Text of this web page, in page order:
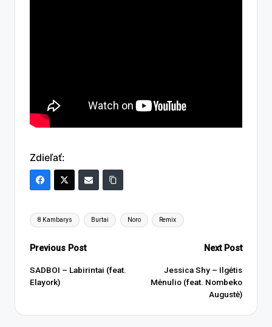
Zdieľať:
Tags:
8 Kambarys Burtai Noro Remix
Post
navigation
Previous Post
SADBOI – Labirintai (feat.
Elayork)
Next Post
Jessica Shy – Ilgėtis
Mėnulio (feat. Nombeko
Augustė)